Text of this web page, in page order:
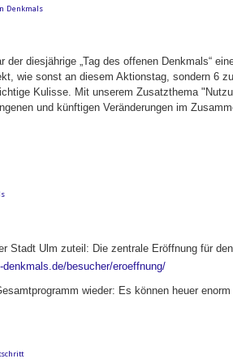
Denkmals
der diesjährige „Tag des offenen Denkmals“
wie sonst an diesem Aktionstag, sondern 6
Kulisse. Mit unserem Zusatzthema
und künftigen Veränderungen im
Stadt Ulm zuteil: Die zentrale Eröffnung für
besucher/eroeffnung/
wieder: Es können heuer